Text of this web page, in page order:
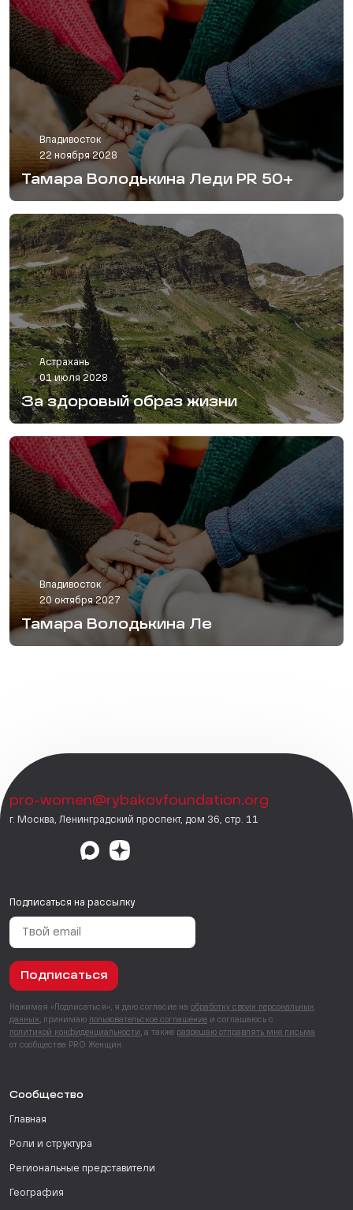
Владивосток
22 ноября 2028
Тамара Володькина Леди PR 50+
Астрахань
01 июля 2028
За здоровый образ жизни
Владивосток
20 октября 2027
Тамара Володькина Ле
pro-women@rybakovfoundation.org
г. Москва, Ленинградский проспект, дом 36, стр. 11
Подписаться на рассылку
Подписаться
Нажимая «Подписаться», я даю согласие на обработку своих персональных
данных , принимаю пользовательское соглашение и соглашаюсь с
политикой конфиденциальности , а также разрешаю отправлять мне письма
от сообщества PRO Женщин.
Сообщество
Главная
Роли и структура
Региональные представители
География